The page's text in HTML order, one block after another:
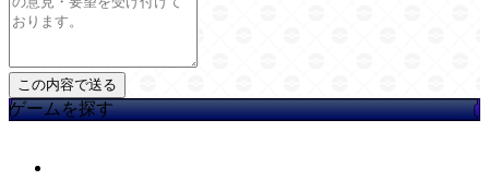
ゲームを探す